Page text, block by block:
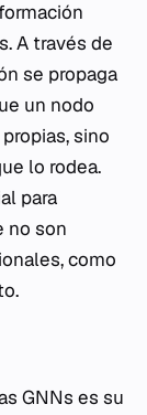
A través de
se propaga
un nodo
sino
lo rodea.
para
no son
como
GNNs es su